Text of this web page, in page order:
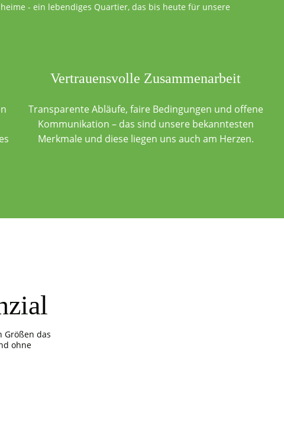
- ein lebendiges Quartier, das bis heute für unsere
Vertrauensvolle Zusammenarbeit
Transparente Abläufe, faire Bedingungen und offene
Kommunikation – das sind unsere bekanntesten
Merkmale und diese liegen uns auch am Herzen.
Größen das
ohne